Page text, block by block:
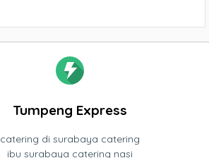
Tumpeng Express
catering di surabaya catering
ibu surabaya catering nasi